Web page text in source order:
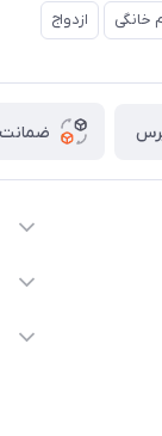
خانگی ازدواج
ضمانت